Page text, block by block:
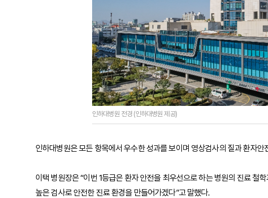
인하대병원 전경 (인하대병원 제공)
인하대병원은 모든 항목에서 우수한 성과를 보이며 영상검사의 질과 환자안
이택 병원장은 “이번 1등급은 환자 안전을 최우선으로 하는 병원의 진료 철
높은 검사로 안전한 진료 환경을 만들어가겠다”고 말했다.